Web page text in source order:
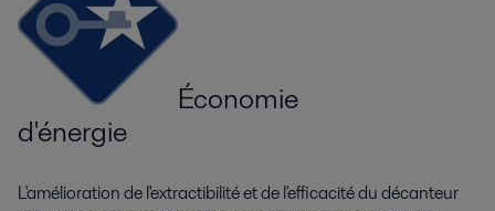
Économie
d'énergie
L'amélioration de l'extractibilité et de l'efficacité du décanteur